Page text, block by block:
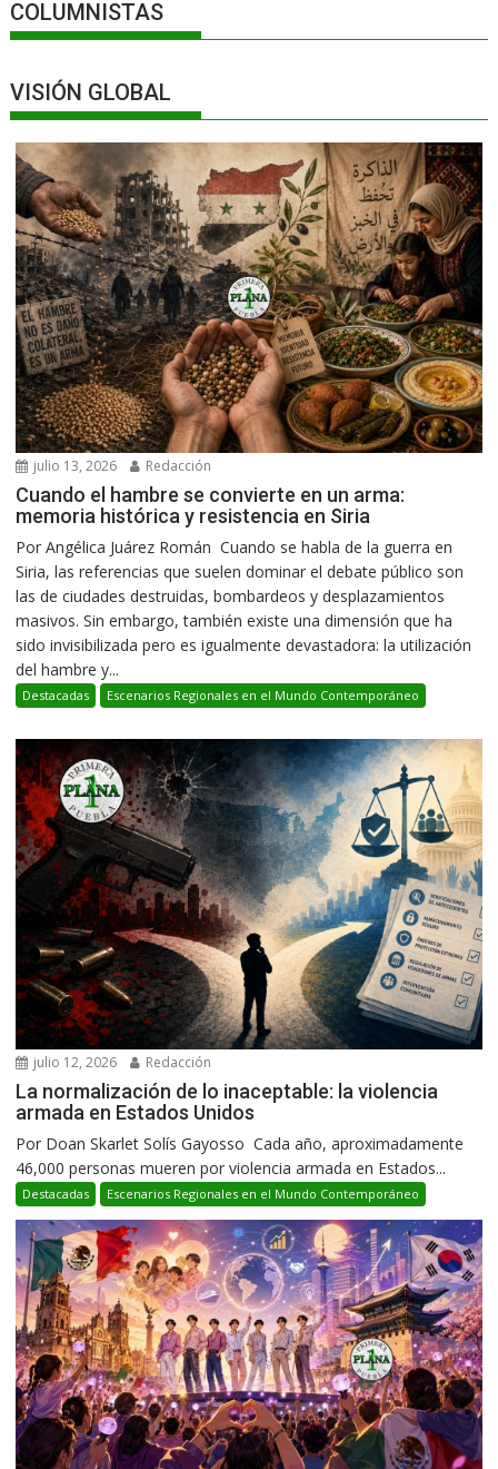
COLUMNISTAS
VISIÓN GLOBAL
julio 13, 2026 Redacción
Cuando el hambre se convierte en un arma:
memoria histórica y resistencia en Siria
Por Angélica Juárez Román Cuando se habla de la guerra en
Siria, las referencias que suelen dominar el debate público son
las de ciudades destruidas, bombardeos y desplazamientos
masivos. Sin embargo, también existe una dimensión que ha
sido invisibilizada pero es igualmente devastadora: la utilización
del hambre y...
Destacadas Escenarios Regionales en el Mundo Contemporáneo
julio 12, 2026 Redacción
La normalización de lo inaceptable: la violencia
armada en Estados Unidos
Por Doan Skarlet Solís Gayosso Cada año, aproximadamente
46,000 personas mueren por violencia armada en Estados...
Destacadas Escenarios Regionales en el Mundo Contemporáneo